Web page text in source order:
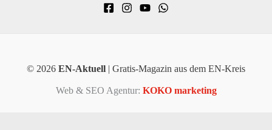
© 2026 EN-Aktuell | Gratis-Magazin aus dem EN-Kreis
Web & SEO Agentur: KOKO marketing